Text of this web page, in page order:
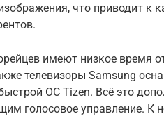
что приводит к
имеют низкое время
телевизоры Samsung
ОС Tizen. Всё это
голосовое управление. К